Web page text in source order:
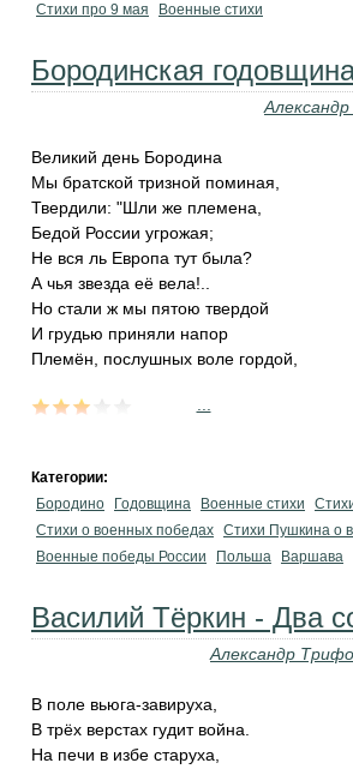
Стихи про 9 мая
Военные стихи
Бородинская
Великий день Бородина
Мы братской тризной поминая,
Твердили: "Шли же племена,
Бедой России угрожая;
Не вся ль Европа тут была?
А чья звезда её вела!..
Но стали ж мы пятою твердой
И грудью приняли напор
Племён, послушных воле гордой,
Категории:
Бородино
Годовщина Военные стихи
Стихи о военных победах Стихи Пушкина о
Военные победы России
Польша Варшава
Василий Тёркин - Два
Александр
В поле вьюга-завируха,
В трёх верстах гудит война.
На печи в избе старуха,